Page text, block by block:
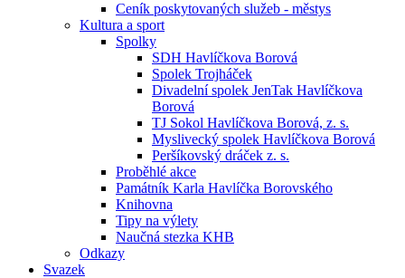
Ceník poskytovaných služeb - městys
Kultura a sport
Spolky
SDH Havlíčkova Borová
Spolek Trojháček
Divadelní spolek JenTak Havlíčkova
Borová
TJ Sokol Havlíčkova Borová, z. s.
Myslivecký spolek Havlíčkova Borová
Peršíkovský dráček z. s.
Proběhlé akce
Památník Karla Havlíčka Borovského
Knihovna
Tipy na výlety
Naučná stezka KHB
Odkazy
Svazek